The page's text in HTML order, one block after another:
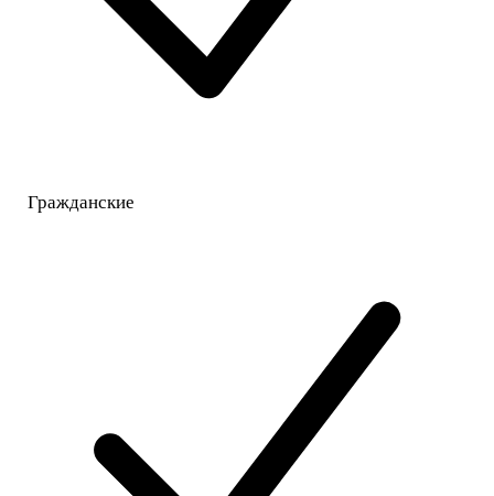
Гражданские